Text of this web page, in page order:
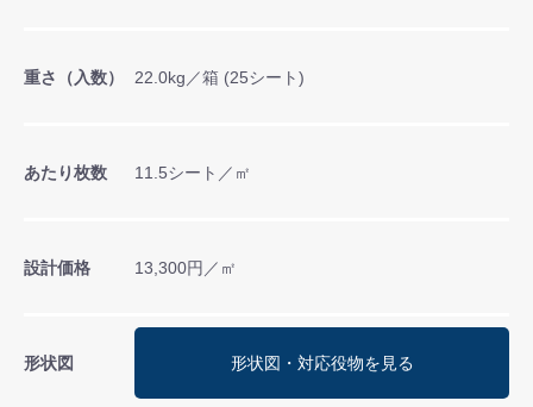
重さ（入数） 22.0kg／箱 (25シート)
あたり枚数 11.5シート／㎡
設計価格 13,300円／㎡
形状図 形状図・対応役物を見る